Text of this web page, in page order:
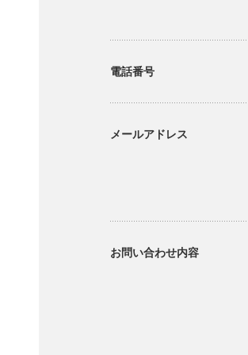
電話番号
メールアドレス
お問い合わせ内容